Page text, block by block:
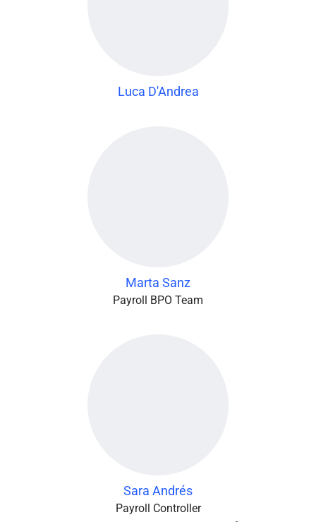
Luca D'Andrea
Marta Sanz
Payroll BPO Team
Sara Andrés
Payroll Controller